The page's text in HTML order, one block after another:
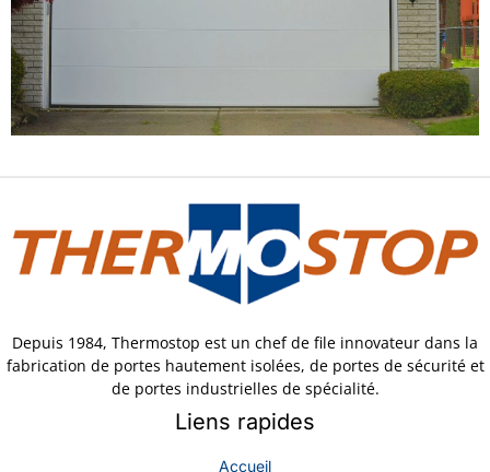
Depuis 1984, Thermostop est un chef de file innovateur dans la
fabrication de portes hautement isolées, de portes de sécurité et
de portes industrielles de spécialité.
Liens rapides
Accueil